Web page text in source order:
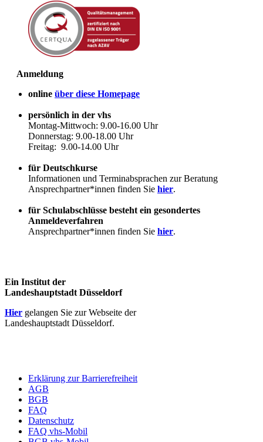
Anmeldung
online über diese Homepage
persönlich in der vhs
Montag-Mittwoch: 9.00-16.00 Uhr
Donnerstag: 9.00-18.00 Uhr
Freitag: 9.00-14.00 Uhr
für Deutschkurse
Informationen und Terminabsprachen zur Beratung
Ansprechpartner*innen finden Sie hier.
für Schulabschlüsse besteht ein gesondertes
Anmeldeverfahren
Ansprechpartner*innen finden Sie hier.
Ein Institut der
Landeshauptstadt Düsseldorf
Hier gelangen Sie zur Webseite der
Landeshauptstadt Düsseldorf.
Erklärung zur Barrierefreiheit
AGB
BGB
FAQ
Datenschutz
FAQ vhs-Mobil